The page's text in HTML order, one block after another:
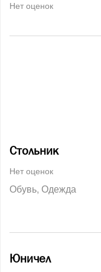
Нет оценок
Стольник
Нет оценок
Обувь Одежда
Юничел